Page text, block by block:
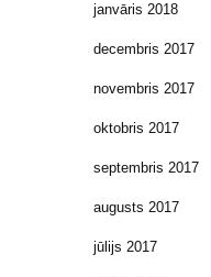
janvāris 2018
decembris 2017
novembris 2017
oktobris 2017
septembris 2017
augusts 2017
jūlijs 2017